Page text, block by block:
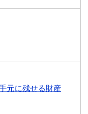
元に残せる財産